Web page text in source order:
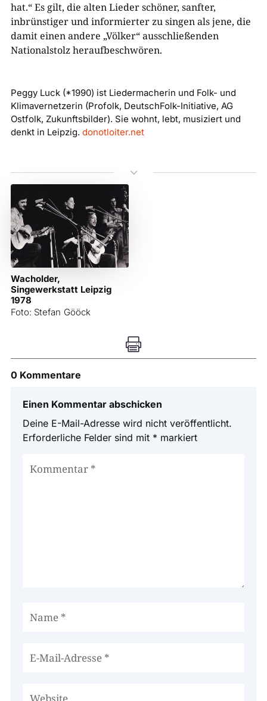
hat.“ Es gilt, die alten Lieder schöner, sanfter,
inbrünstiger und informierter zu singen als jene, die
damit einen andere „Völker“ ausschließenden
Nationalstolz heraufbeschwören.
Peggy Luck (*1990) ist Liedermacherin und Folk- und
Klimavernetzerin (Profolk, DeutschFolk-Initiative, AG
Ostfolk, Zukunftsbilder). Sie wohnt, lebt, musiziert und
denkt in Leipzig. donotloiter.net
3
Wacholder,
Singewerkstatt Leipzig
1978
Foto: Stefan Gööck

0 Kommentare
Einen Kommentar abschicken
Deine E-Mail-Adresse wird nicht veröffentlicht.
Erforderliche Felder sind mit * markiert